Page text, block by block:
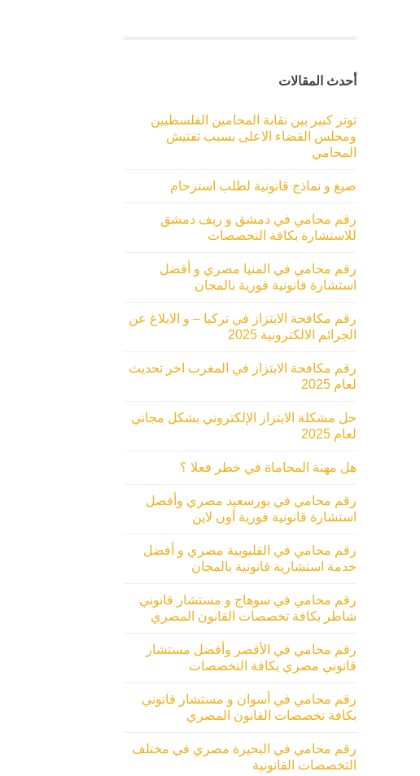
أحدث المقالات
توتر كبير بين نقابة المحامين الفلسطيين
ومجلس القضاء الاعلى بسبب تفتيش
المحامي
صيغ و نماذج قانونية لطلب استرحام
رقم محامي في دمشق و ريف دمشق
للاستشارة بكافة التخصصات
رقم محامي في المنيا مصري و أفضل
استشارة قانونية فورية بالمجان
رقم مكافحة الابتزاز في تركيا – و الابلاغ عن
الجرائم الالكترونية 2025
رقم مكافحة الابتزاز في المغرب اخر تحديث
لعام 2025
حل مشكلة الابتزاز الإلكتروني بشكل مجاني
لعام 2025
هل مهنة المحاماة في خطر فعلا ؟
رقم محامي في بورسعيد مصري وأفضل
استشارة قانونية فورية أون لاين
رقم محامي في القليوبية مصري و أفضل
خدمة استشارية قانونية بالمجان
رقم محامي في سوهاج و مستشار قانوني
شاطر بكافة تخصصات القانون المصري
رقم محامي في الأقصر وأفضل مستشار
قانوني مصري بكافة التخصصات
رقم محامي في أسوان و مستشار قانوني
بكافة تخصصات القانون المصري
رقم محامي في البحيرة مصري في مختلف
التخصصات القانونية